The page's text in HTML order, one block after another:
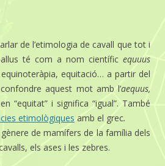
de l’etimologia de cavall que tot i
té com a nom científic equuus
equitació… a partir del
aquest mot amb l’aequus,
“equitat” i significa “igual”. També
etimològiques amb el grec.
de mamífers de la família dels
els ases i les zebres.